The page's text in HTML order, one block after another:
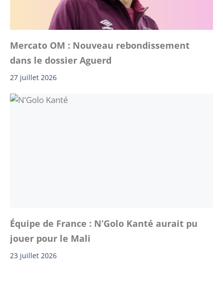
Mercato OM : Nouveau rebondissement
dans le dossier Aguerd
27 juillet 2026
Équipe de France : N’Golo Kanté aurait pu
jouer pour le Mali
23 juillet 2026